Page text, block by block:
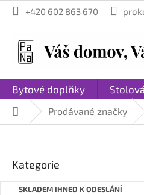
Přejít
na
+420 602 863 670
Bytové doplňky
DomůProdávané značky
kategorie
Kategorie
SKLADEM IHNED K ODESLÁNÍ